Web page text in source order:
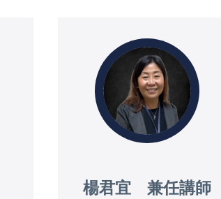
楊君宜 兼任講師